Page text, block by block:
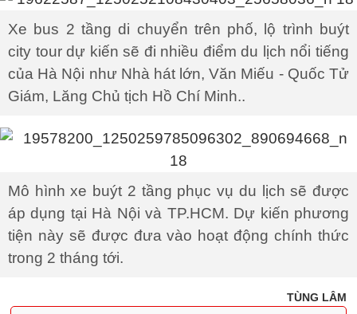
Xe bus 2 tầng di chuyển trên phố, lộ trình buýt
city tour dự kiến sẽ đi nhiều điểm du lịch nổi tiếng
của Hà Nội như Nhà hát lớn, Văn Miếu - Quốc Tử
Giám, Lăng Chủ tịch Hồ Chí Minh..
Mô hình xe buýt 2 tầng phục vụ du lịch sẽ được
áp dụng tại Hà Nội và TP.HCM. Dự kiến phương
tiện này sẽ được đưa vào hoạt động chính thức
trong 2 tháng tới.
TÙNG LÂM